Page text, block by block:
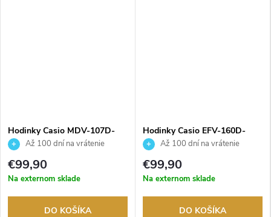
Hodinky Casio MDV-107D-
3AVEFAž 100 dní na vrátenie
tovaru. Autorizovaný predajca.
€99,90
Na externom sklade
DO KOŠÍKA
Hodinky Casio EFV-160D-
3AVEFAž 100 dní na vrátenie
tovaru. Autorizovaný predajca.
€99,90
Na externom sklade
DO KOŠÍKA